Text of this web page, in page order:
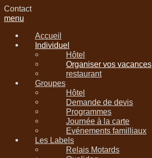
Contact
menu
Accueil
Individuel
Hôtel
Organiser vos vacances
restaurant
Groupes
Hôtel
Demande de devis
Programmes
Journée à la carte
Evénements familliaux
Les Labels
Relais Motards